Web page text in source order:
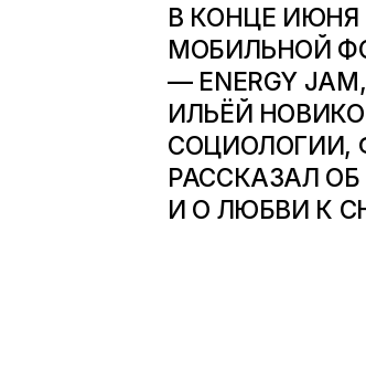
В КОНЦЕ
МОБИЛЬНОЙ
— ENERGY JAM
ИЛЬЁЙ
СОЦИОЛОГИИ,
РАССКАЗАЛ
И О ЛЮБВИ К